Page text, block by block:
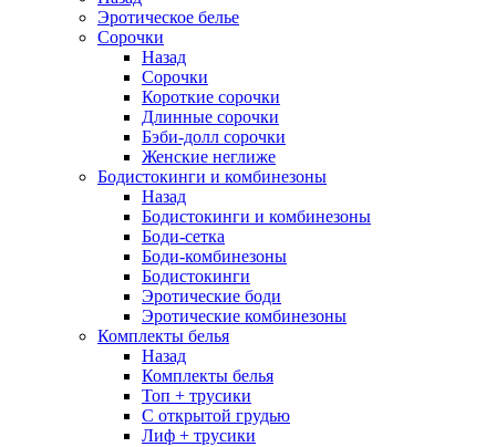
Эротическое белье
Сорочки
Назад
Сорочки
Короткие сорочки
Длинные сорочки
Бэби-долл сорочки
Женские неглиже
Бодистокинги и комбинезоны
Назад
Бодистокинги и комбинезоны
Боди-сетка
Боди-комбинезоны
Бодистокинги
Эротические боди
Эротические комбинезоны
Комплекты белья
Назад
Комплекты белья
Топ + трусики
С открытой грудью
Лиф + трусики